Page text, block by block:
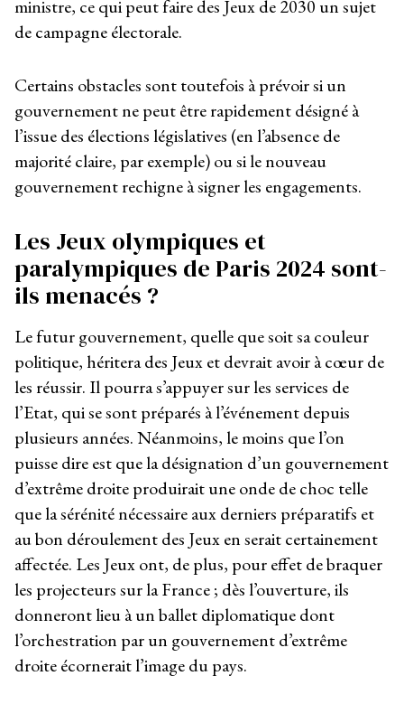
ministre, ce qui peut faire des Jeux de 2030 un sujet
de campagne électorale.
Certains obstacles sont toutefois à prévoir si un
gouvernement ne peut être rapidement désigné à
l’issue des élections législatives (en l’absence de
majorité claire, par exemple) ou si le nouveau
gouvernement rechigne à signer les engagements.
Les Jeux olympiques et
paralympiques de Paris 2024 sont-
ils menacés ?
Le futur gouvernement, quelle que soit sa couleur
politique, héritera des Jeux et devrait avoir à cœur de
les réussir. Il pourra s’appuyer sur les services de
l’Etat, qui se sont préparés à l’événement depuis
plusieurs années. Néanmoins, le moins que l’on
puisse dire est que la désignation d’un gouvernement
d’extrême droite produirait une onde de choc telle
que la sérénité nécessaire aux derniers préparatifs et
au bon déroulement des Jeux en serait certainement
affectée. Les Jeux ont, de plus, pour effet de braquer
les projecteurs sur la France ; dès l’ouverture, ils
donneront lieu à un ballet diplomatique dont
l’orchestration par un gouvernement d’extrême
droite écornerait l’image du pays.